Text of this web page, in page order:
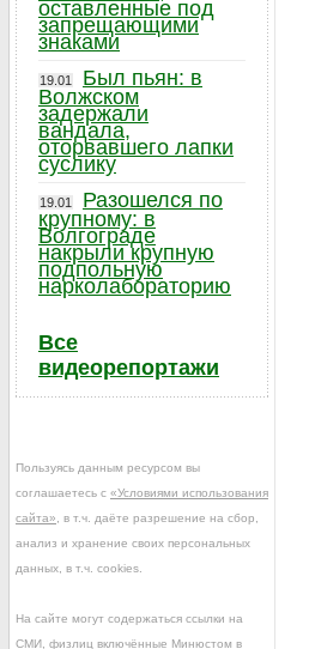
оставленные под
запрещающими
знаками
19.01
Был пьян: в
Волжском
задержали
вандала,
оторвавшего лапки
суслику
19.01
Разошелся по
крупному: в
Волгограде
накрыли крупную
подпольную
нарколабораторию
Все
видеорепортажи
Пользуясь данным ресурсом вы
соглашаетесь с «Условиями использования
сайта» , в т.ч. даёте разрешение на сбор,
анализ и хранение своих персональных
данных, в т.ч. cookies.
На сайте могут содержаться ссылки на
СМИ, физлиц включённые Минюстом в